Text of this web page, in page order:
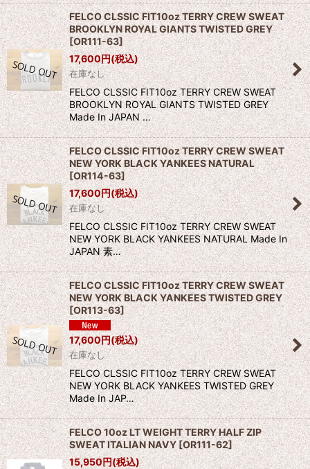
FELCO CLSSIC FIT10oz TERRY CREW SWEAT
BROOKLYN ROYAL GIANTS TWISTED GREY
[OR111-63]
17,600円(税込)
在庫なし
FELCO CLSSIC FIT10oz TERRY CREW SWEAT
BROOKLYN ROYAL GIANTS TWISTED GREY
Made In JAPAN …
FELCO CLSSIC FIT10oz TERRY CREW SWEAT
NEW YORK BLACK YANKEES NATURAL
[OR114-63]
17,600円(税込)
在庫なし
FELCO CLSSIC FIT10oz TERRY CREW SWEAT
NEW YORK BLACK YANKEES NATURAL Made In
JAPAN 素…
FELCO CLSSIC FIT10oz TERRY CREW SWEAT
NEW YORK BLACK YANKEES TWISTED GREY
[OR113-63]
17,600円(税込)
在庫なし
FELCO CLSSIC FIT10oz TERRY CREW SWEAT
NEW YORK BLACK YANKEES TWISTED GREY
Made In JAP…
FELCO 10oz LT WEIGHT TERRY HALF ZIP
SWEAT ITALIAN NAVY[OR111-62]
15,950円(税込)